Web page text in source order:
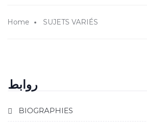
Home SUJETS VARIÉS
روابط
BIOGRAPHIES